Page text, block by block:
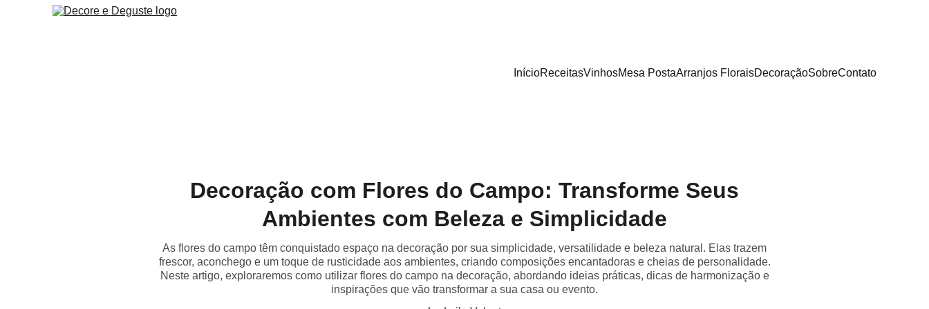
InícioReceitasVinhosMesa PostaArranjos FloraisDecoraçãoSobreContato
Decoração com Flores do Campo: Transforme Seus
Ambientes com Beleza e Simplicidade
As flores do campo têm conquistado espaço na decoração por sua simplicidade, versatilidade e beleza natural. Elas trazem
frescor, aconchego e um toque de rusticidade aos ambientes, criando composições encantadoras e cheias de personalidade.
Neste artigo, exploraremos como utilizar flores do campo na decoração, abordando ideias práticas, dicas de harmonização e
inspirações que vão transformar a sua casa ou evento.